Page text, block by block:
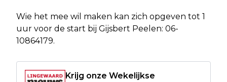
Wie het mee wil maken kan zich opgeven tot 1
uur voor de start bij Gijsbert Peelen: 06-
10864179.
Krijg onze Wekelijkse